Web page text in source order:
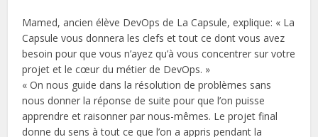
Mamed, ancien élève DevOps de La Capsule, explique: « La
Capsule vous donnera les clefs et tout ce dont vous avez
besoin pour que vous n’ayez qu’à vous concentrer sur votre
projet et le cœur du métier de DevOps. »
« On nous guide dans la résolution de problèmes sans
nous donner la réponse de suite pour que l’on puisse
apprendre et raisonner par nous-mêmes. Le projet final
donne du sens à tout ce que l’on a appris pendant la